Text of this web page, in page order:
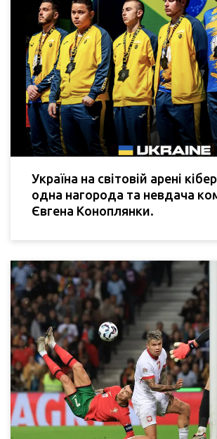
Україна на світовій арені
одна нагорода та невдача
Євгена Коноплянки.